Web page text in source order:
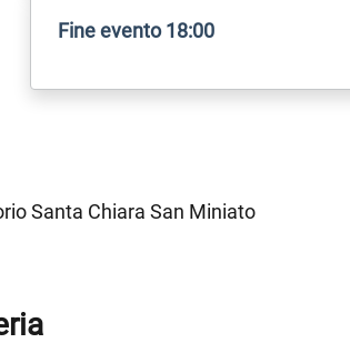
Fine evento 18:00
Santa Chiara San Miniato